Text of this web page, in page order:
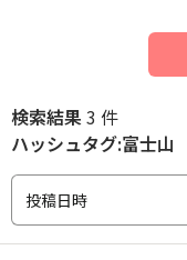
検索結果3 件
ハッシュタグ:富士山
投稿日時